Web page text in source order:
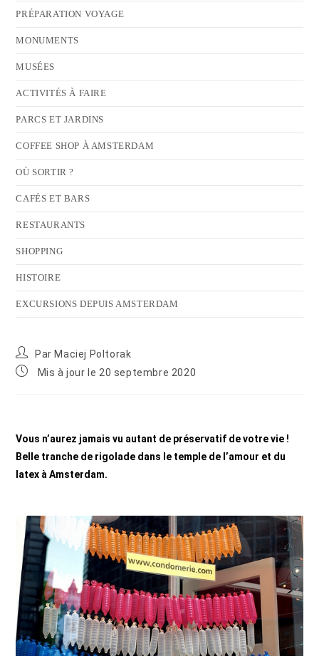
PRÉPARATION VOYAGE
MONUMENTS
MUSÉES
ACTIVITÉS À FAIRE
PARCS ET JARDINS
COFFEE SHOP À AMSTERDAM
OÙ SORTIR ?
CAFÉS ET BARS
RESTAURANTS
SHOPPING
HISTOIRE
EXCURSIONS DEPUIS AMSTERDAM
Par Maciej Poltorak
Mis à jour le 20 septembre 2020
Vous n’aurez jamais vu autant de préservatif de votre vie !
Belle tranche de rigolade dans le temple de l’amour et du
latex à Amsterdam.